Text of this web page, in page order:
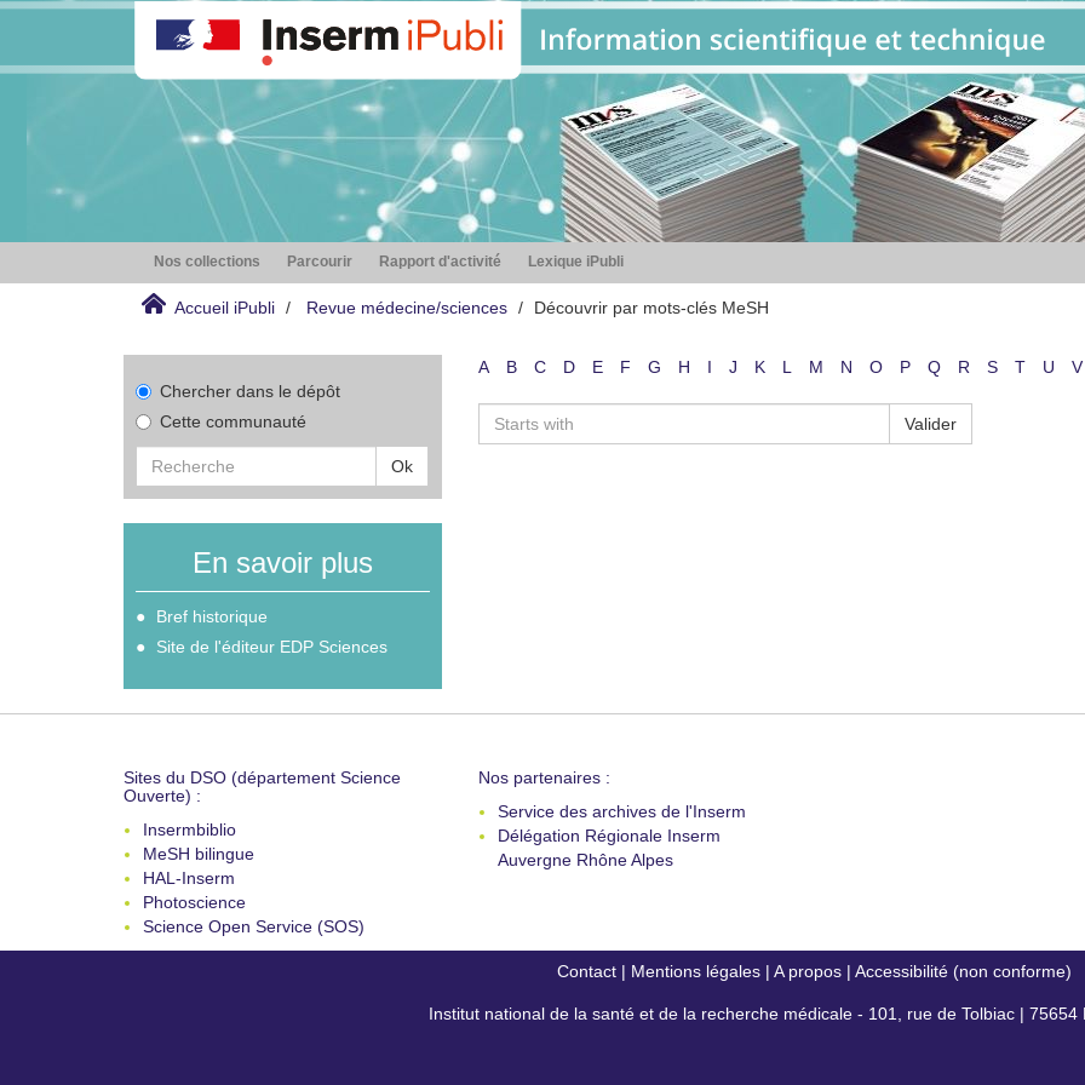
Nos collections Parcourir Rapport d'activité Lexique iPubli
Accueil iPubli Revue médecine/sciences Découvrir par mots-clés MeSH
Chercher dans le dépôt
Cette communauté
Ok
En savoir plus
Bref historique
Site de l'éditeur EDP Sciences
A B C D E F G H I J K L M N O P Q R S T U V
Valider
Sites du DSO (département Science
Ouverte) :
Insermbiblio
MeSH bilingue
HAL-Inserm
Photoscience
Science Open Service (SOS)
Nos partenaires :
Service des archives de l'Inserm
Délégation Régionale Inserm
Auvergne Rhône Alpes
Contact| Mentions légales| A propos| Accessibilité (non conforme)
Institut national de la santé et de la recherche médicale - 101, rue de Tolbiac | 75654